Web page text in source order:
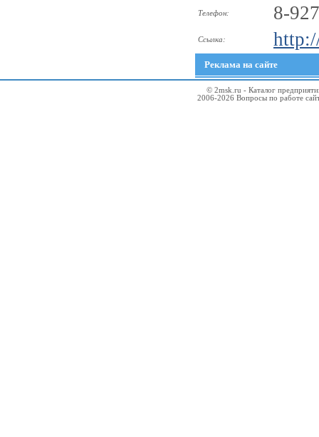
Телефон: 8-
Ссылка:
Реклама на сайте
© 2msk.ru - Каталог
2006-2026 Вопросы по работе